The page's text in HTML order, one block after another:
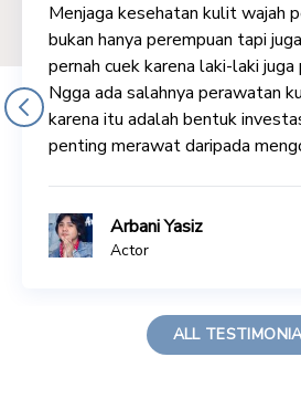
Menjaga kesehatan kulit wajah
bukan hanya perempuan tapi
pernah cuek karena laki-laki
Ngga ada salahnya perawatan
karena itu adalah bentuk
penting merawat daripada
Arbani Yasiz
Actor
ALL